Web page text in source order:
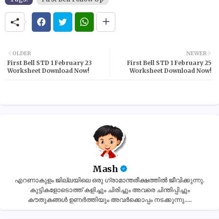
NEWER
First Bell STD 1 February 25
Worksheet Download Now!
OLDER
First Bell STD 1 February 23
Worksheet Download Now!
Mash
എറണാകുളം ജില്ലയിലെ ഒരു ഗ്രാമാന്തരീക്ഷത്തിൽ ജീവിക്കുന്നു.
കുട്ടികളോടൊത്ത് കളിച്ചും ചിരിച്ചും അവരെ ചിന്തിപ്പിച്ചും
കൗതുകങ്ങൾ ഉണർത്തിയും അവർക്കൊപ്പം നടക്കുന്നു.....